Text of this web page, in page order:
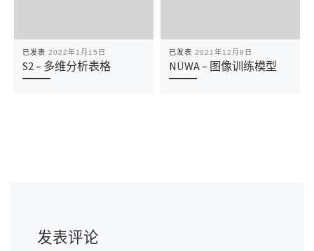
已发表 2022年1月15日
S2 – 多维分析表格
已发表 2021年12月8日
NÜWA – 图像训练模型
发表评论